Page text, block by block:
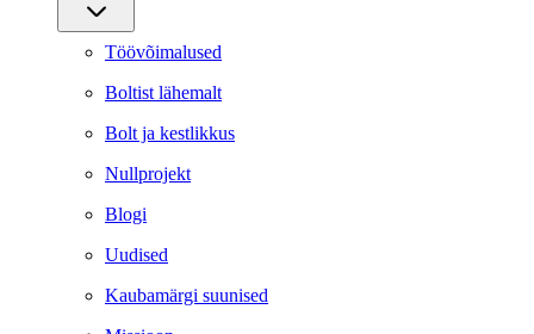
Töövõimalused
Boltist lähemalt
Bolt ja kestlikkus
Nullprojekt
Blogi
Uudised
Kaubamärgi suunised